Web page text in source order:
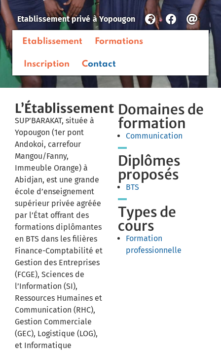
Etablissement privé àYopougon
Etablissement Formations
Inscription Contact
L’Établissement
SUP’BARAKAT, située à
Yopougon (1er pont
Andokoi, carrefour
Mangou/Fanny,
Immeuble Orange) à
Abidjan, est une grande
école d’enseignement
supérieur privée agréée
par l’État offrant des
formations diplômantes
en BTS dans les filières
Finance-Comptabilité et
Gestion des Entreprises
(FCGE), Sciences de
l’Information (SI),
Ressources Humaines et
Communication (RHC),
Gestion Commerciale
(GEC), Logistique (LOG),
et Informatique
Domaines de
formation
Communication
Diplômes
proposés
BTS
Types de
cours
Formation
professionnelle